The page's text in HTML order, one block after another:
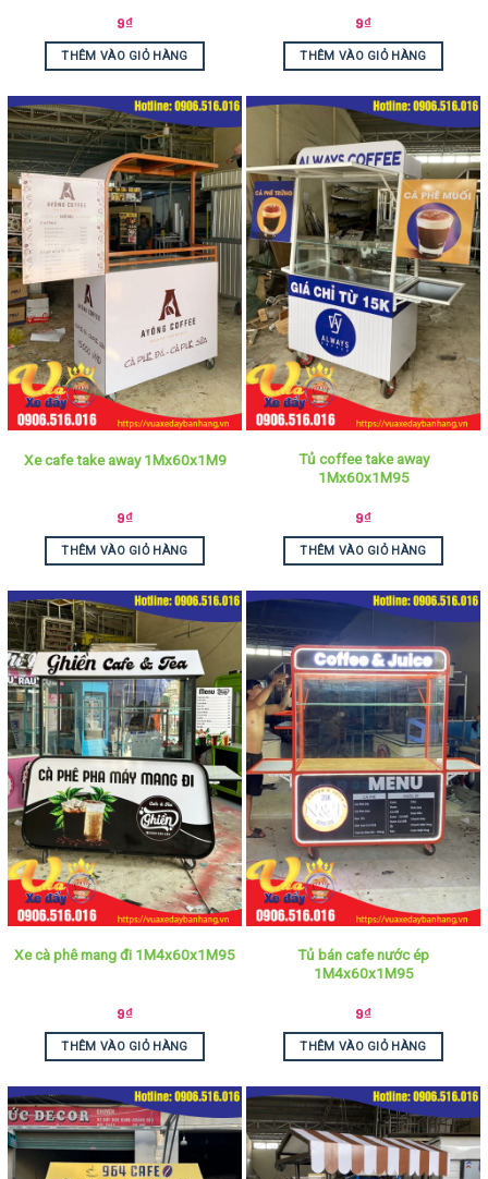
9₫
THÊM VÀO GIỎ HÀNG
9₫
THÊM VÀO GIỎ HÀNG
Xe cafe take away 1Mx60x1M9
9₫
THÊM VÀO GIỎ HÀNG
Tủ coffee take away
1Mx60x1M95
9₫
THÊM VÀO GIỎ HÀNG
Xe cà phê mang đi 1M4x60x1M95
9₫
THÊM VÀO GIỎ HÀNG
Tủ bán cafe nước ép
1M4x60x1M95
9₫
THÊM VÀO GIỎ HÀNG